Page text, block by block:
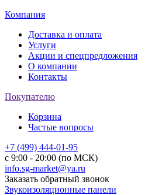
Компания
Доставка и оплата
Услуги
Акции и спецпредложения
О компании
Контакты
Покупателю
Корзина
Частые вопросы
+7 (499) 444-01-95
с 9:00 - 20:00 (по МСК)
info.sg-market@ya.ru
Заказать обратный звонок
Звукоизоляционные панели